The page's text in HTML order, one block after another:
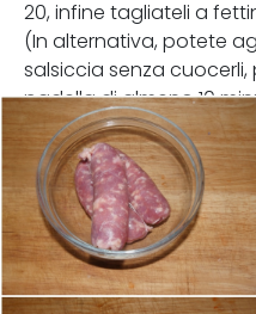
20, infine tagliateli a
(In alternativa, potete
salsiccia senza
padella di almeno 10